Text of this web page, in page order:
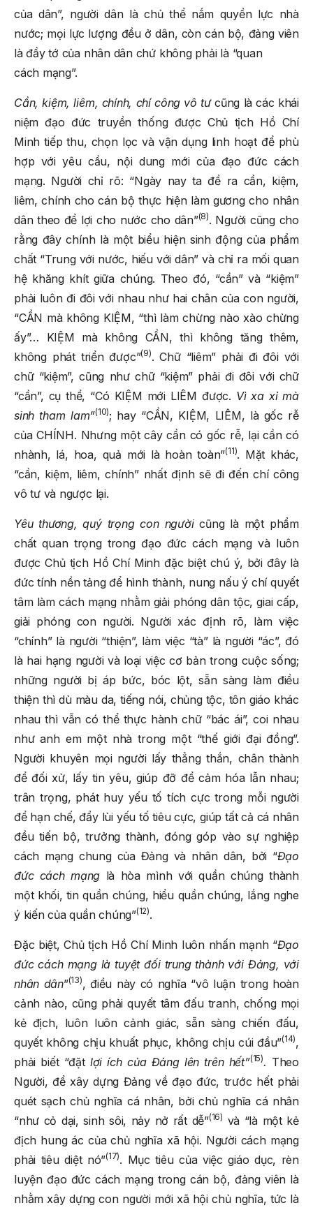
của dân”, người dân là chủ thể nắm quyền lực nhà
nước; mọi lực lượng đều ở dân, còn cán bộ, đảng viên
là đầy tớ của nhân dân chứ không phải là “quan
cách mạng”.
Cần, kiệm, liêm, chính, chí công vô tưcũng là các khái
niệm đạo đức truyền thống được Chủ tịch Hồ Chí
Minh tiếp thu, chọn lọc và vận dụng linh hoạt để phù
hợp với yêu cầu, nội dung mới của đạo đức cách
mạng. Người chỉ rõ: “Ngày nay ta đề ra cần, kiệm,
liêm, chính cho cán bộ thực hiện làm gương cho nhân
dân theo để lợi cho nước cho dân”(8). Người cũng cho
rằng đây chính là một biểu hiện sinh động của phẩm
chất “Trung với nước, hiếu với dân” và chỉ ra mối quan
hệ khăng khít giữa chúng. Theo đó, “cần” và “kiệm”
phải luôn đi đôi với nhau như hai chân của con người,
“CẦN mà không KIỆM, “thì làm chừng nào xào chừng
ấy”… KIỆM mà không CẦN, thì không tăng thêm,
không phát triển được”(9). Chữ “liêm” phải đi đôi với
chữ “kiệm”, cũng như chữ “kiệm” phải đi đôi với chữ
“cần”, cụ thể, “Có KIỆM mới LIÊM được. Vì xa xỉ mà
sinh tham lam”(10); hay “CẦN, KIỆM, LIÊM, là gốc rễ
của CHÍNH. Nhưng một cây cần có gốc rễ, lại cần có
nhành, lá, hoa, quả mới là hoàn toàn”(11). Mặt khác,
“cần, kiệm, liêm, chính” nhất định sẽ đi đến chí công
vô tư và ngược lại.
Yêu thương, quý trọng con ngườicũng là một phẩm
chất quan trọng trong đạo đức cách mạng và luôn
được Chủ tịch Hồ Chí Minh đặc biệt chú ý, bởi đây là
đức tính nền tảng để hình thành, nung nấu ý chí quyết
tâm làm cách mạng nhằm giải phóng dân tộc, giai cấp,
giải phóng con người. Người xác định rõ, làm việc
“chính” là người “thiện”, làm việc “tà” là người “ác”, đó
là hai hạng người và loại việc cơ bản trong cuộc sống;
những người bị áp bức, bóc lột, sẵn sàng làm điều
thiện thì dù màu da, tiếng nói, chủng tộc, tôn giáo khác
nhau thì vẫn có thể thực hành chữ “bác ái”, coi nhau
như anh em một nhà trong một “thế giới đại đồng”.
Người khuyên mọi người lấy thẳng thắn, chân thành
để đối xử, lấy tin yêu, giúp đỡ để cảm hóa lẫn nhau;
trân trọng, phát huy yếu tố tích cực trong mỗi người
để hạn chế, đẩy lùi yếu tố tiêu cực, giúp tất cả cá nhân
đều tiến bộ, trưởng thành, đóng góp vào sự nghiệp
cách mạng chung của Đảng và nhân dân, bởi “Đạo
đức cách mạng là hòa mình với quần chúng thành
một khối, tin quần chúng, hiểu quần chúng, lắng nghe
ý kiến của quần chúng”(12).
Đặc biệt, Chủ tịch Hồ Chí Minh luôn nhấn mạnh “Đạo
đức cách mạng là tuyệt đối trung thành với Đảng, với
nhân dân”(13), điều này có nghĩa “vô luận trong hoàn
cảnh nào, cũng phải quyết tâm đấu tranh, chống mọi
kẻ địch, luôn luôn cảnh giác, sẵn sàng chiến đấu,
quyết không chịu khuất phục, không chịu cúi đầu”(14),
phải biết “đặt lợi ích của Đảng lên trên hết”(15). Theo
Người, để xây dựng Đảng về đạo đức, trước hết phải
quét sạch chủ nghĩa cá nhân, bởi chủ nghĩa cá nhân
“như cỏ dại, sinh sôi, nảy nở rất dễ”(16) và “là một kẻ
địch hung ác của chủ nghĩa xã hội. Người cách mạng
phải tiêu diệt nó”(17). Mục tiêu của việc giáo dục, rèn
luyện đạo đức cách mạng trong cán bộ, đảng viên là
nhằm xây dựng con người mới xã hội chủ nghĩa, tức là